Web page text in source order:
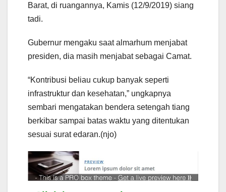
Barat, di ruangannya, Kamis (12/9/2019) siang
tadi.
Gubernur mengaku saat almarhum menjabat
presiden, dia masih menjabat sebagai Camat.
“Kontribusi beliau cukup banyak seperti
infrastruktur dan kesehatan,” ungkapnya
sembari mengatakan bendera setengah tiang
berkibar sampai batas waktu yang ditentukan
sesuai surat edaran.(njo)